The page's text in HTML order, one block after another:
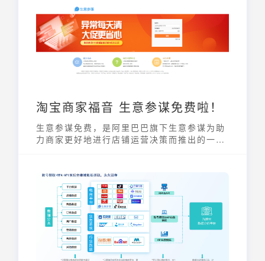
行为、推广效果等方面的分析，电商运营者可
以更准确地了解市场趋势、用户需求，从而制
定更有效的运营策略，在激烈的市场竞争中脱
颖而出。
淘宝商家福音 生意参谋免费啦！
生意参谋免费，是阿里巴巴旗下生意参谋为助
力商家更好地进行店铺运营决策而推出的一项
放，旨在降低商家的经营成本，提供更普惠的
数据服务，让商家能够更便捷地获取市场洞
察、分析店铺数据、优化运营策略，从而在激
烈的市场竞争中获得优势。 这一举措无疑是广
大淘宝、天猫商家的福音，为他们的精细化运
营提供了强有力的支持。